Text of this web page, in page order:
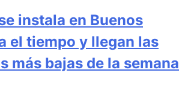
instala en Buenos
el tiempo y llegan las
más bajas de la semana